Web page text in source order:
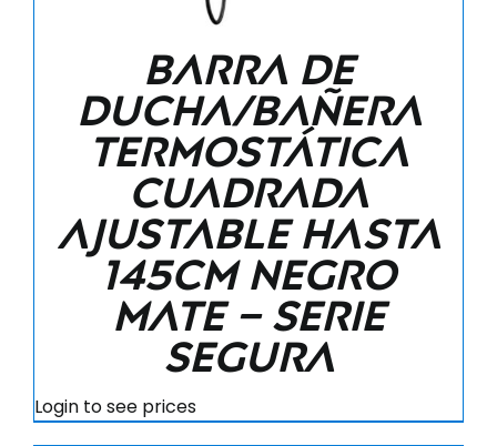
Barra de
ducha/bañera
termostática
cuadrada
ajustable hasta
145CM negro
mate – Serie
Segura
Login to see prices